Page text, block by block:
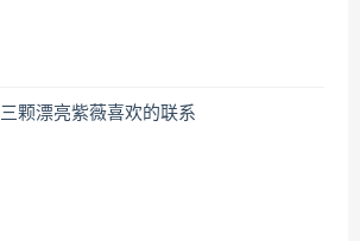
三颗漂亮紫薇喜欢的联系